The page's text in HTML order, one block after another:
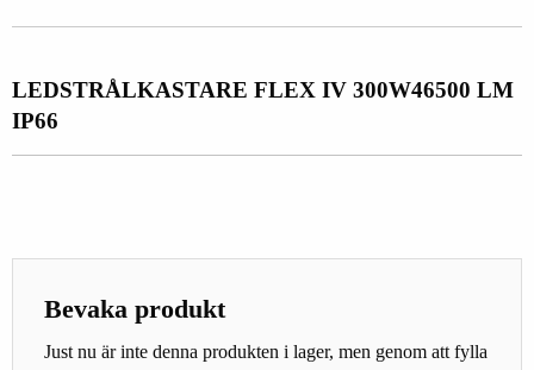
LEDSTRÅLKASTARE FLEX IV 300W46500 LM
IP66
Bevaka produkt
Just nu är inte denna produkten i lager, men genom att fylla